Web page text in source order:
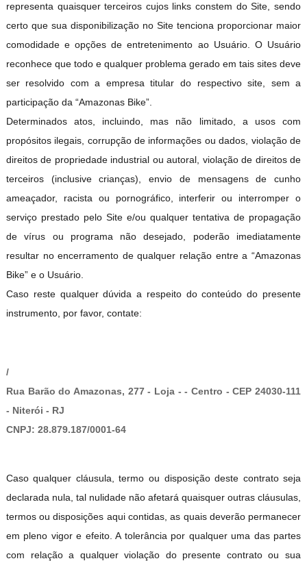
representa quaisquer terceiros cujos links constem do Site, sendo
certo que sua disponibilização no Site tenciona proporcionar maior
comodidade e opções de entretenimento ao Usuário. O Usuário
reconhece que todo e qualquer problema gerado em tais sites deve
ser resolvido com a empresa titular do respectivo site, sem a
participação da “Amazonas Bike”.
Determinados atos, incluindo, mas não limitado, a usos com
propósitos ilegais, corrupção de informações ou dados, violação de
direitos de propriedade industrial ou autoral, violação de direitos de
terceiros (inclusive crianças), envio de mensagens de cunho
ameaçador, racista ou pornográfico, interferir ou interromper o
serviço prestado pelo Site e/ou qualquer tentativa de propagação
de vírus ou programa não desejado, poderão imediatamente
resultar no encerramento de qualquer relação entre a “Amazonas
Bike” e o Usuário.
Caso reste qualquer dúvida a respeito do conteúdo do presente
instrumento, por favor, contate:
/
Rua Barão do Amazonas, 277 - Loja - - Centro - CEP 24030-111
- Niterói - RJ
CNPJ: 28.879.187/0001-64
Caso qualquer cláusula, termo ou disposição deste contrato seja
declarada nula, tal nulidade não afetará quaisquer outras cláusulas,
termos ou disposições aqui contidas, as quais deverão permanecer
em pleno vigor e efeito. A tolerância por qualquer uma das partes
com relação a qualquer violação do presente contrato ou sua